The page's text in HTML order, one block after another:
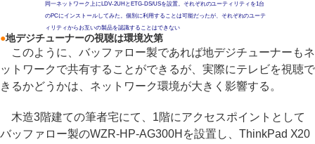
同一ネットワーク上にLDV-2UHとETG-DS/USを設置。それぞれのユーティリティを1台
のPCにインストールしてみた。個別に利用することは可能だったが、それぞれのユーテ
ィリティからお互いの製品を認識することはできない
●地デジチューナーの視聴は環境次第
このように、バッファロー製であれば地デジチューナーもネ
ットワークで共有することができるが、実際にテレビを視聴で
きるかどうかは、ネットワーク環境が大きく影響する。
木造3階建ての筆者宅にて、1階にアクセスポイントとして
バッファロー製のWZR-HP-AG300Hを設置し、ThinkPad X20